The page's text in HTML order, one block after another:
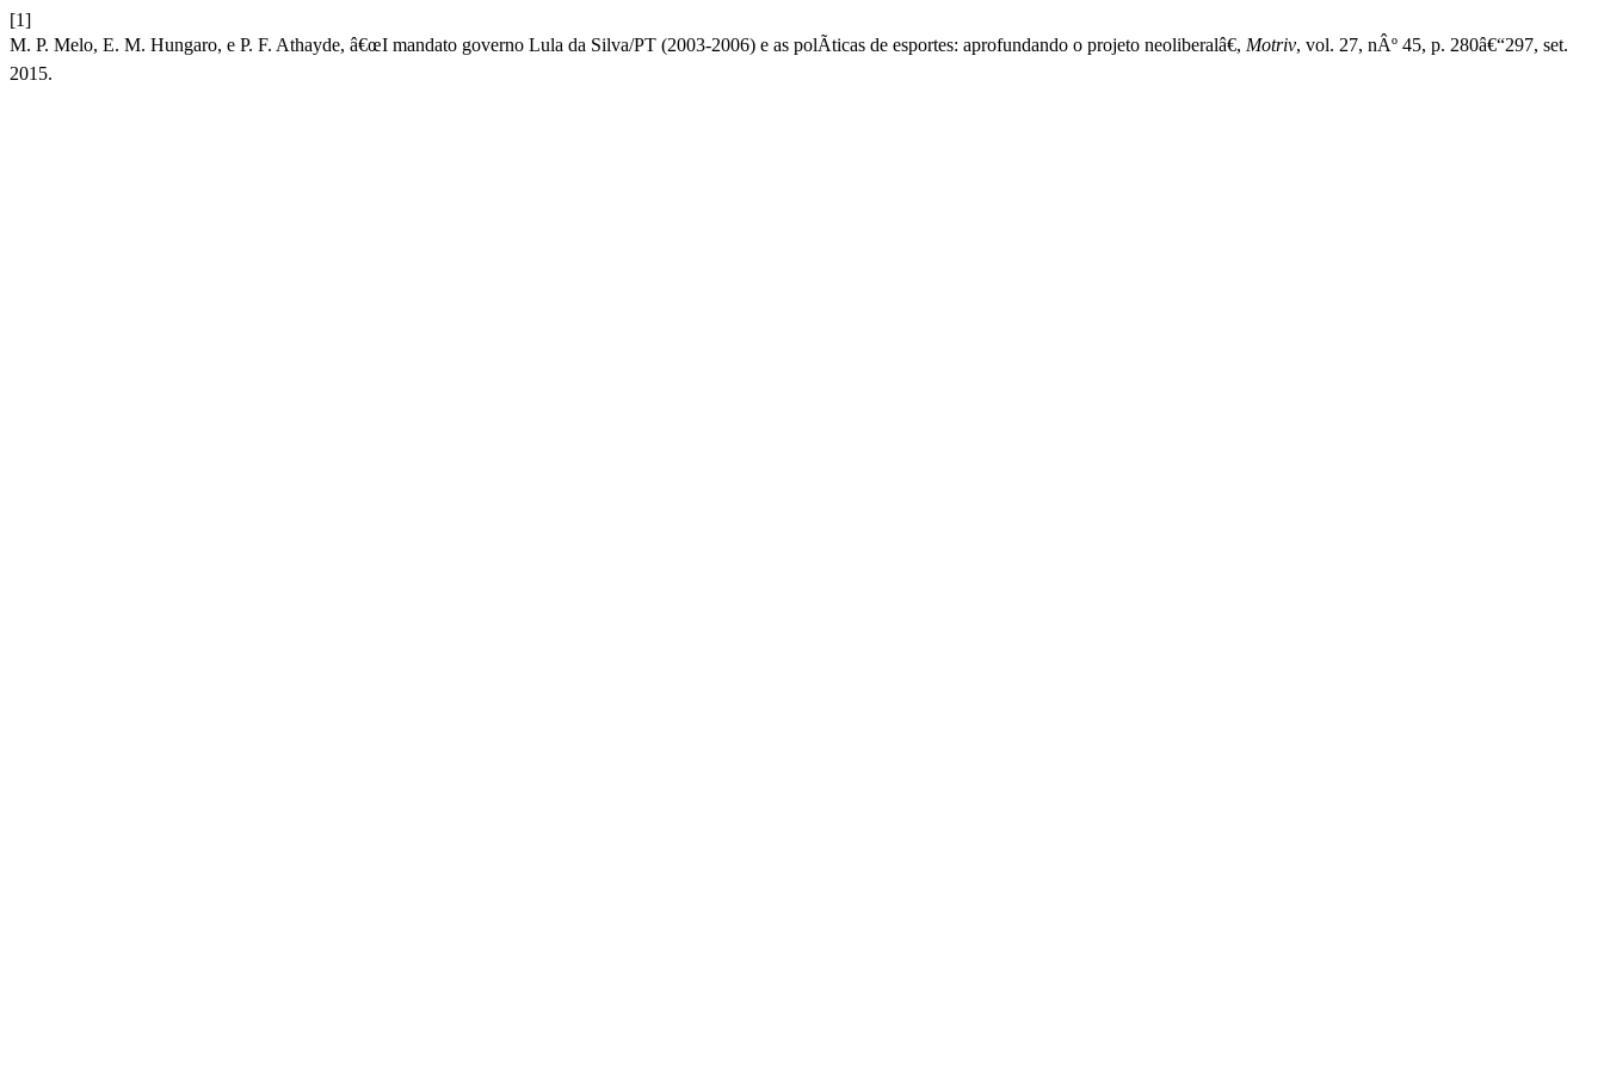
[1]
M. P. Melo, E. M. Hungaro, e P. F. Athayde, â€œI mandato governo Lula da Silva/PT (2003-2006) e as polÃ­ticas de esportes: aprofundando o projeto neoliberalâ€, Motriv, vol. 27, nÂº 45, p. 280â€“297, set.
2015.